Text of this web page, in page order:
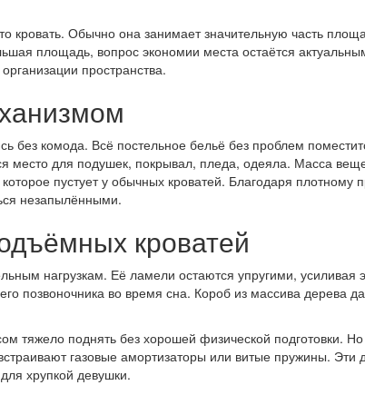
кровать. Обычно она занимает значительную часть
площадь, вопрос экономии места остаётся
пространства.
без комода. Всё постельное бельё без проблем
место для подушек, покрывал, пледа, одеяла. Масса
пустует у обычных кроватей. Благодаря плотному
незапылёнными.
кроватей
нагрузкам. Её ламели остаются упругими, усиливая
позвоночника во время сна. Короб из массива дерева
тяжело поднять без хорошей физической подготовки. Но
газовые амортизаторы или витые пружины. Эти
хрупкой девушки.